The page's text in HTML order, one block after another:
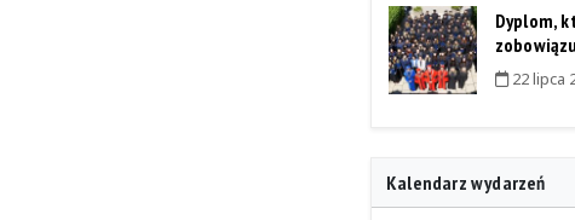
Dyplom,
22 lipca
Kalendarz wydarzeń